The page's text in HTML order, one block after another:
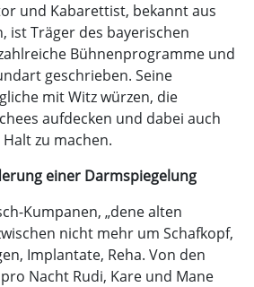
und Kabarettist, bekannt aus
ist Träger des bayerischen
Bühnenprogramme und
geschrieben. Seine
mit Witz würzen, die
aufdecken und dabei auch
zu machen.
einer Darmspiegelung
Kumpanen, „dene alten
nicht mehr um Schafkopf,
Implantate, Reha. Von den
Nacht Rudi, Kare und Mane